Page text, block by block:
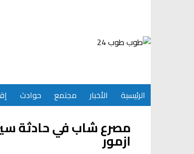
الرئيسية الأخبار مجتمع حوادث
مصرع شاب في حادثة
ازمور